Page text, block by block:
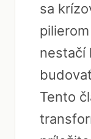
sa
nestačí
Tento